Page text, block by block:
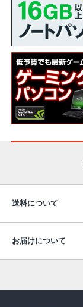
送料について
お届けについて